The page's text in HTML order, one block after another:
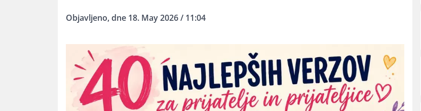
Objavljeno, dne 18. May 2026 / 11:04